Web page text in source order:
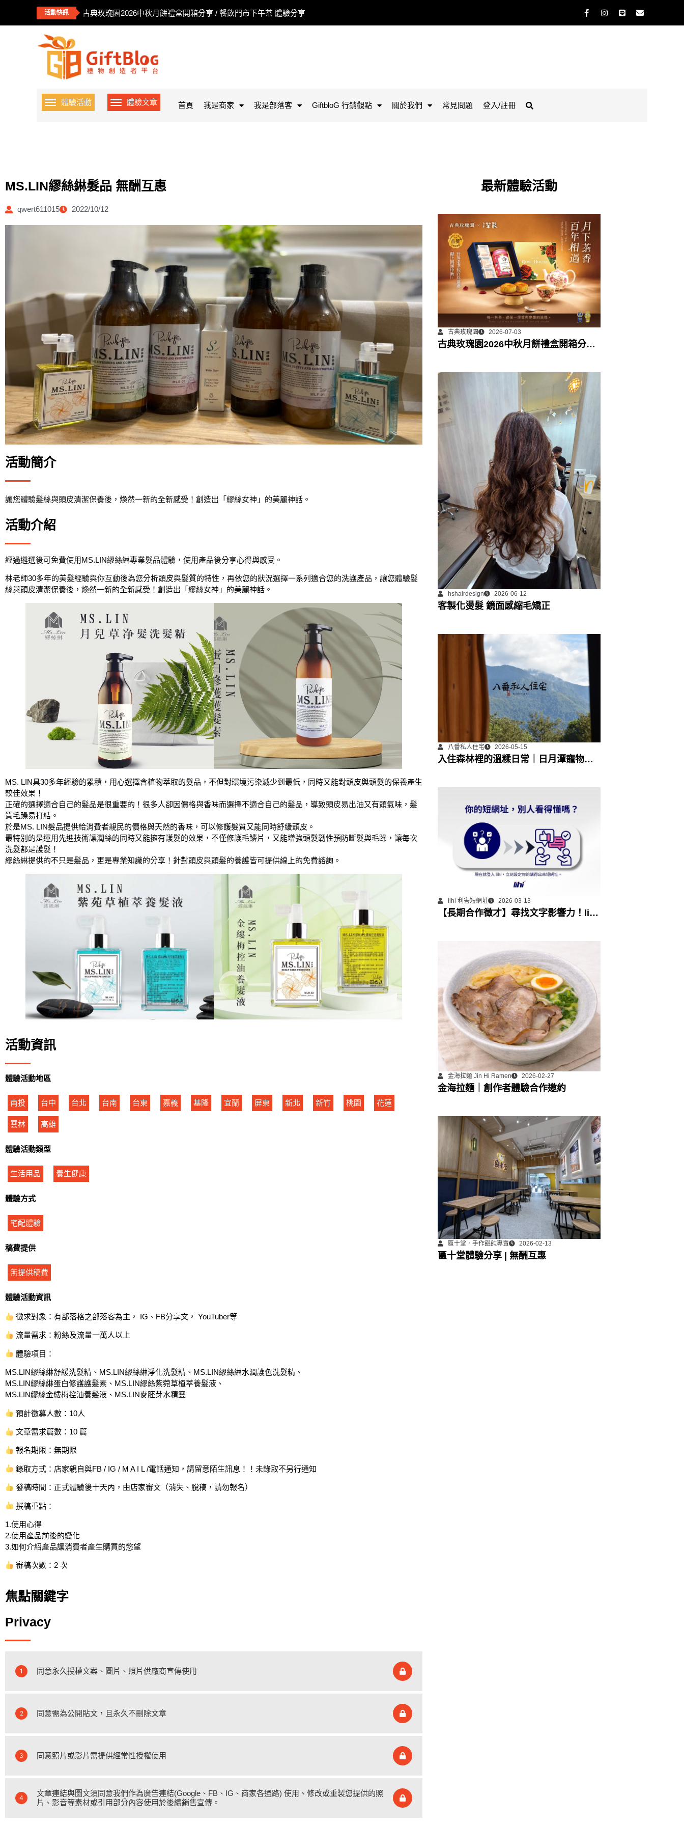
活動快訊 古典玫瑰園2026中秋月餅禮盒開箱分享 / 餐飲門市下午茶 體驗分享
體驗活動 體驗文章 首頁 我是商家 我是部落客 GiftbloG 行銷觀點 關於我們 常見問題 登入/註冊
MS.LIN繆絲綝髮品 無酬互惠
qwert611015 2022/10/12
活動簡介
讓您體驗髮絲與頭皮清潔保養後，煥然一新的全新感受！創造出「繆絲女神」的美麗神話。
活動介紹
經過遴選後可免費使用MS.LIN繆絲綝專業髮品體驗，使用產品後分享心得與感受。
林老師30多年的美髮經驗與你互動後為您分析頭皮與髮質的特性，再依您的狀況選擇一系列適合您的洗護產品，讓您體驗髮
絲與頭皮清潔保養後，煥然一新的全新感受！創造出「繆絲女神」的美麗神話。
MS. LIN具30多年經驗的累積，用心選擇含植物萃取的髮品，不但對環境污染減少到最低，同時又能對頭皮與頭髮的保養產生
較佳效果！
正確的選擇適合自己的髮品是很重要的！很多人卻因價格與香味而選擇不適合自己的髮品，導致頭皮易出油又有頭氣味，髮
質毛躁易打結。
於是MS. LIN髮品提供給消費者親民的價格與天然的香味，可以修護髮質又能同時舒緩頭皮。
最特別的是運用先進技術讓潤絲的同時又能擁有護髮的效果，不僅修護毛鱗片，又能增強頭髮韌性預防斷髮與毛躁，讓每次
洗髮都是護髮！
繆絲綝提供的不只是髮品，更是專業知識的分享！針對頭皮與頭髮的養護皆可提供線上的免費諮詢。
活動資訊
體驗活動地區
南投 台中 台北 台南 台東 嘉義 基隆 宜蘭 屏東 新北 新竹 桃園 花蓮
雲林 高雄
體驗活動類型
生活用品 養生健康
體驗方式
宅配體驗
稿費提供
無提供稿費
體驗活動資訊
徵求對象：有部落格之部落客為主， IG、FB分享文， YouTuber等
流量需求：粉絲及流量一萬人以上
體驗項目：
MS.LIN繆絲綝舒緩洗髮精、MS.LIN繆絲綝淨化洗髮精、MS.LIN繆絲綝水潤護色洗髮精、
MS.LIN繆絲綝蛋白修護護髮素、MS.LIN繆絲紫菀草植萃養髮液、
MS.LIN繆絲金縷梅控油養髮液、MS.LIN麥胚芽水精靈
預計徵募人數：10人
文章需求篇數：10 篇
報名期限：無期限
錄取方式：店家親自與FB / IG / M A I L /電話通知，請留意陌生訊息！！未錄取不另行通知
發稿時間：正式體驗後十天內，由店家審文（消失、脫稿，請勿報名）
撰稿重點：
1.使用心得
2.使用產品前後的變化
3.如何介紹產品讓消費者產生購買的慾望
審稿次數：2 次
焦點關鍵字
Privacy
1 同意永久授權文案、圖片、照片供廠商宣傳使用
2 同意需為公開貼文，且永久不刪除文章
3 同意照片或影片需提供經常性授權使用
4
文章連結與圖文須同意我們作為廣告連結(Google、FB、IG、商家各通路) 使用、修改或重製您提供的照
片、影音等素材或引用部分內容使用於後續銷售宣傳。
最新體驗活動
古典玫瑰園 2026-07-03
古典玫瑰園2026中秋月餅禮盒開箱分享 /
hshairdesign 2026-06-12
客製化燙髮 鏡面感縮毛矯正
八番私人住宅 2026-05-15
入住森林裡的溫糅日常｜日月潭寵物友
lihi 利害短網址 2026-03-13
【長期合作徵才】尋找文字影響力！lihi
金海拉麵 Jin Hi Ramen 2026-02-27
金海拉麵｜創作者體驗合作邀約
匾十堂．手作餛飩專賣 2026-02-13
匾十堂體驗分享 | 無酬互惠